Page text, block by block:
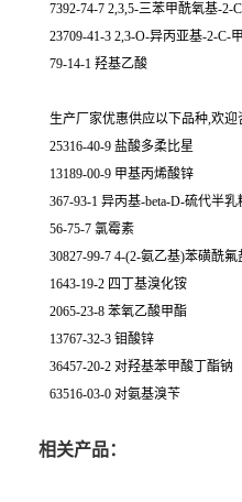
7392-74-7 2,3,5-三苯甲酰氧基-2-
23709-41-3 2,3-O-异丙亚基-2-C-
79-14-1 羟基乙酸
生产厂家优惠供应以下品种,欢迎
25316-40-9 盐酸多柔比星
13189-00-9 甲基丙烯酸锌
367-93-1 异丙基-beta-D-硫代半
56-75-7 氯霉素
30827-99-7 4-(2-氨乙基)苯磺酰氟
1643-19-2 四丁基溴化铵
2065-23-8 苯氧乙酸甲酯
13767-32-3 钼酸锌
36457-20-2 对羟基苯甲酸丁酯钠
63516-03-0 对氨基溴苄
相关产品：